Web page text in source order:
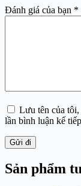
Đánh giá của bạn *
Lưu tên của
lần bình luận kế
Gửi đi
Sản phẩm